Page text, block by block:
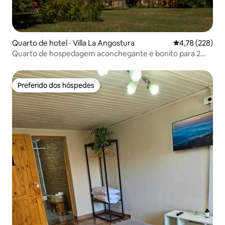
Quarto de hotel ⋅ Villa La Angostura 4,78 de uma
4,78 (228)
Quarto de hospedagem aconchegante e bonito para 2
Preferido dos hóspedes
Preferido dos hóspedes